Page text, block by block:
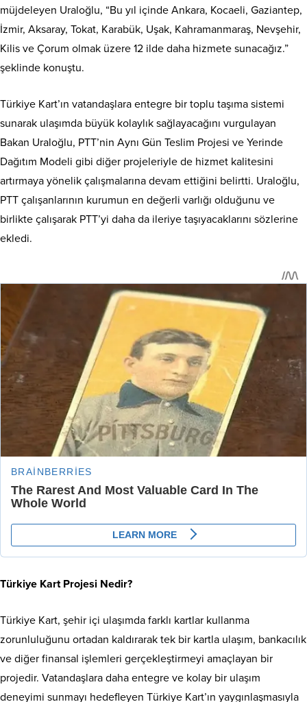
müjdeleyen Uraloğlu, “Bu yıl içinde Ankara, Kocaeli, Gaziantep,
İzmir, Aksaray, Tokat, Karabük, Uşak, Kahramanmaraş, Nevşehir,
Kilis ve Çorum olmak üzere 12 ilde daha hizmete sunacağız.”
şeklinde konuştu.
Türkiye Kart’ın vatandaşlara entegre bir toplu taşıma sistemi
sunarak ulaşımda büyük kolaylık sağlayacağını vurgulayan
Bakan Uraloğlu, PTT’nin Aynı Gün Teslim Projesi ve Yerinde
Dağıtım Modeli gibi diğer projeleriyle de hizmet kalitesini
artırmaya yönelik çalışmalarına devam ettiğini belirtti. Uraloğlu,
PTT çalışanlarının kurumun en değerli varlığı olduğunu ve
birlikte çalışarak PTT’yi daha da ileriye taşıyacaklarını sözlerine
ekledi.
Türkiye Kart Projesi Nedir?
Türkiye Kart, şehir içi ulaşımda farklı kartlar kullanma
zorunluluğunu ortadan kaldırarak tek bir kartla ulaşım, bankacılık
ve diğer finansal işlemleri gerçekleştirmeyi amaçlayan bir
projedir. Vatandaşlara daha entegre ve kolay bir ulaşım
deneyimi sunmayı hedefleyen Türkiye Kart’ın yaygınlaşmasıyla